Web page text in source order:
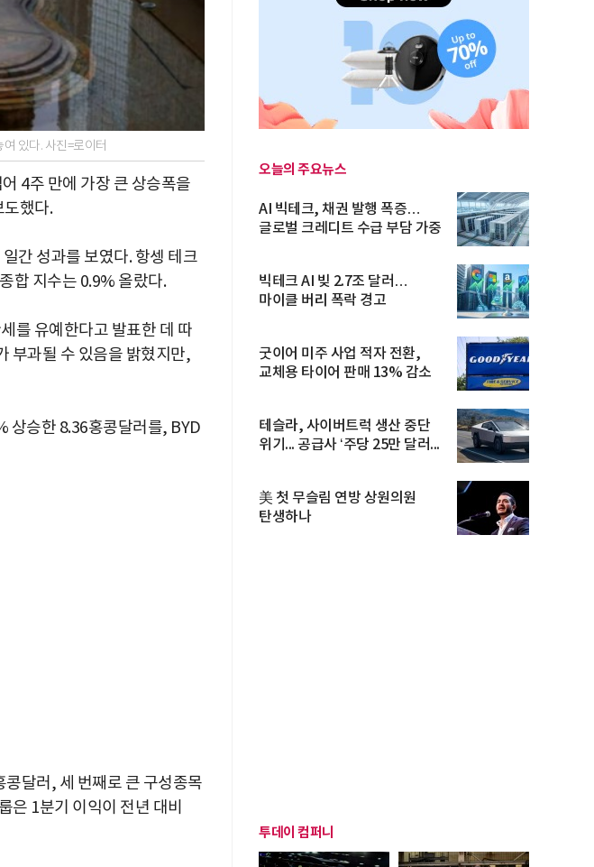
있다. 사진=로이터
4주 만에 가장 큰 상승폭을
했다.
간 성과를 보였다. 항셍 테크
합 지수는 0.9% 올랐다.
를 유예한다고 발표한 데 따
부과될 수 있음을 밝혔지만,
상승한 8.36홍콩달러를, BYD
달러, 세 번째로 큰 구성종목
은 1분기 이익이 전년 대비
오늘의 주요뉴스
AI 빅테크, 채권 발행 폭증…
글로벌 크레디트 수급 부담 가중
빅테크 AI 빚 2.7조 달러…
마이클 버리 폭락 경고
굿이어 미주 사업 적자 전환,
교체용 타이어 판매 13% 감소
테슬라, 사이버트럭 생산 중단
위기... 공급사 ‘주당 25만 달러...
美 첫 무슬림 연방 상원의원
탄생하나
투데이 컴퍼니